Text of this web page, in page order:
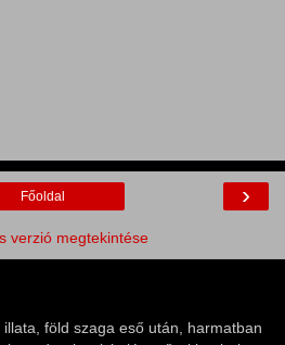
›
Főoldal
verzió megtekintése
illata, föld szaga eső után, harmatban